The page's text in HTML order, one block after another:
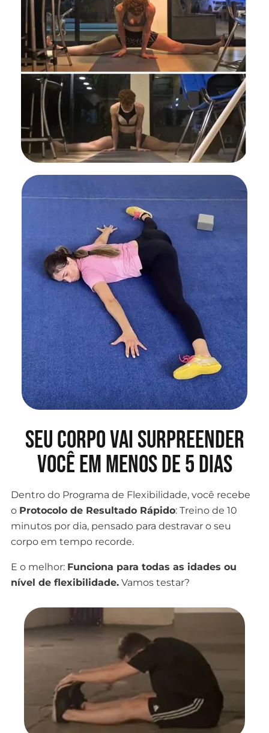
Seu corpo vai surpreender
você em menos de 5 dias
Dentro do Programa de Flexibilidade, você recebe
o Protocolo de Resultado Rápido: Treino de 10
minutos por dia, pensado para destravar o seu
corpo em tempo recorde.
E o melhor: Funciona para todas as idades ou
nível de flexibilidade. Vamos testar?